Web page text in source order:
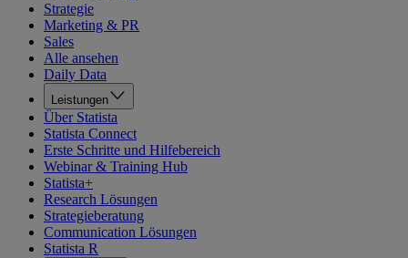
Strategie
Marketing & PR
Sales
Alle ansehen
Daily Data
Leistungen
Über Statista
Statista Connect
Erste Schritte und Hilfebereich
Webinar & Training Hub
Statista+
Research Lösungen
Strategieberatung
Communication Lösungen
Statista R